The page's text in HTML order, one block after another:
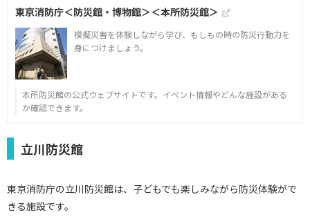
東京消防庁＜防災館・博物館＞＜本所防災館＞
模擬災害を体験しながら学び、もしもの時の防災行動力を
身につけましょう。
本所防災館の公式ウェブサイトです。イベント情報やどんな施設がある
か確認できます。
立川防災館
東京消防庁の立川防災館は、子どもでも楽しみながら防災体験がで
きる施設です。